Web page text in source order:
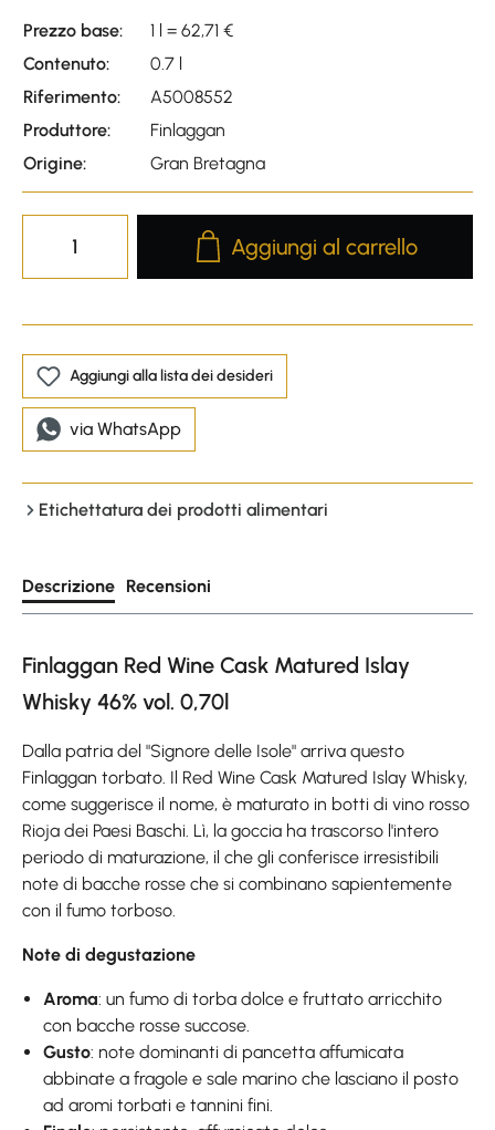
Prezzo base:
1 l = 62,71 €
Contenuto:
0.7 l
Riferimento:
A5008552
Produttore:
Finlaggan
Origine:
Gran Bretagna
Product Quantity: Enter the
Aggiungi al carrello
Aggiungi alla lista dei desideri
via WhatsApp
Etichettatura dei prodotti alimentari
Descrizione Recensioni
Finlaggan Red Wine Cask Matured Islay
Whisky 46% vol. 0,70l
Dalla patria del "Signore delle Isole" arriva questo
Finlaggan torbato. Il Red Wine Cask Matured Islay Whisky,
come suggerisce il nome, è maturato in botti di vino rosso
Rioja dei Paesi Baschi. Lì, la goccia ha trascorso l'intero
periodo di maturazione, il che gli conferisce irresistibili
note di bacche rosse che si combinano sapientemente
con il fumo torboso.
Note di degustazione
Aroma: un fumo di torba dolce e fruttato arricchito
con bacche rosse succose.
Gusto: note dominanti di pancetta affumicata
abbinate a fragole e sale marino che lasciano il posto
ad aromi torbati e tannini fini.